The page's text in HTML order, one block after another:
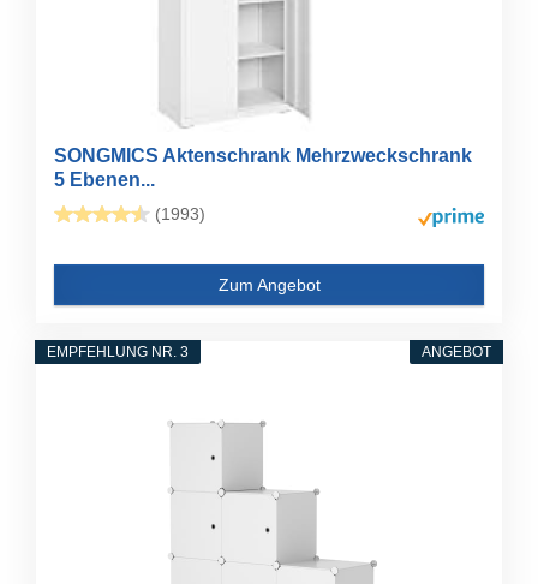
SONGMICS Aktenschrank Mehrzweckschrank
5 Ebenen...
(1993)
Zum Angebot
ANGEBOT
EMPFEHLUNG NR. 3